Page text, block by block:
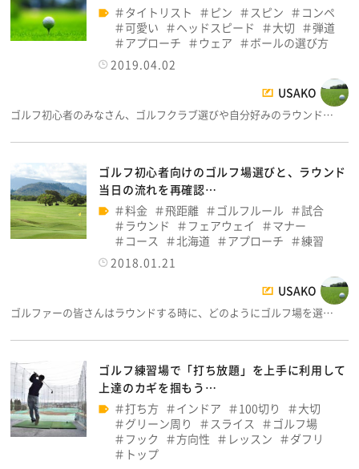
タイトリスト
ピン スピン
コンペ
可愛い
ヘッドスピード 大切
弾道
アプローチ
ウェア
ボールの選び方
2019.04.02
USAKO
ゴルフ初心者のみなさん、ゴルフクラブ選びや自分好みのラウンド…
ゴルフ初心者向けのゴルフ場選びと、ラウンド
当日の流れを再確認…
料金
飛距離 ゴルフルール
試合
ラウンド
フェアウェイ
マナー
コース
北海道 アプローチ
練習
2018.01.21
USAKO
ゴルファーの皆さんはラウンドする時に、どのようにゴルフ場を選…
ゴルフ練習場で「打ち放題」を上手に利用して
上達のカギを掴もう…
打ち方
インドア 100切り
大切
グリーン周り
スライス
ゴルフ場
フック
方向性 レッスン
ダフリ
トップ